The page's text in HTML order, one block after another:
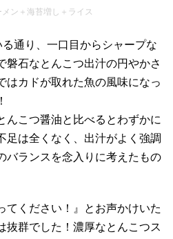
ン＋海苔増し＋ライス
る通り、一口目からシャープな
磐石なとんこつ出汁の円やかさ
はカドが取れた魚の風味になっ
んこつ醤油と比べるとわずかに
足は全くなく、出汁がよく強調
バランスを念入りに考えたもの
てください！』とお声かけいた
抜群でした！濃厚なとんこつス